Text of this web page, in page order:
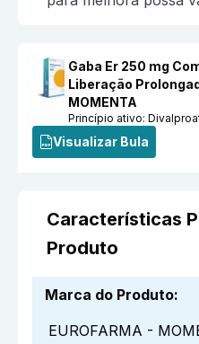
Gaba Er 250 mg
Liberação
MOMENTA
Princípio ativo:
Visualizar Bula
Características
Produto
Marca do Produto:
EUROFARMA -